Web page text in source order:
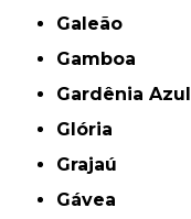
Galeão
Gamboa
Gardênia Azul
Glória
Grajaú
Gávea